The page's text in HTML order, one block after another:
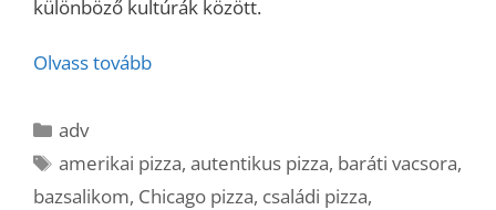
különböző kultúrák között.
Olvass tovább
Kategória
adv
Címkék
amerikai pizza,autentikus pizza, baráti vacsora,
bazsalikom, Chicago pizza, családi pizza,